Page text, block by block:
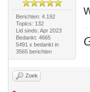
Berichten: 4.192
Topics: 132
Lid sinds: Apr 2023
Bedankt: 4665
5491 x bedankt in
3565 berichten
Zoek